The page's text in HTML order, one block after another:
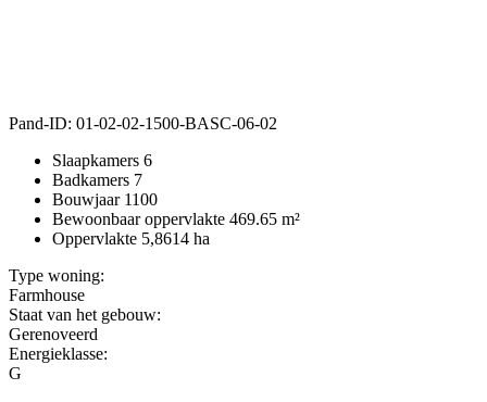
Pand-ID: 01-02-02-1500-BASC-06-02
Slaapkamers 6
Badkamers 7
Bouwjaar 1100
Bewoonbaar oppervlakte 469.65 m²
Oppervlakte 5,8614 ha
Type woning:
Farmhouse
Staat van het gebouw:
Gerenoveerd
Energieklasse:
G